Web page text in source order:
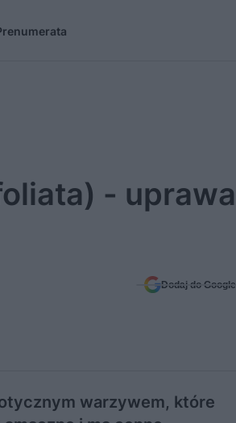
- uprawa
Dodaj do Google
warzywem, które